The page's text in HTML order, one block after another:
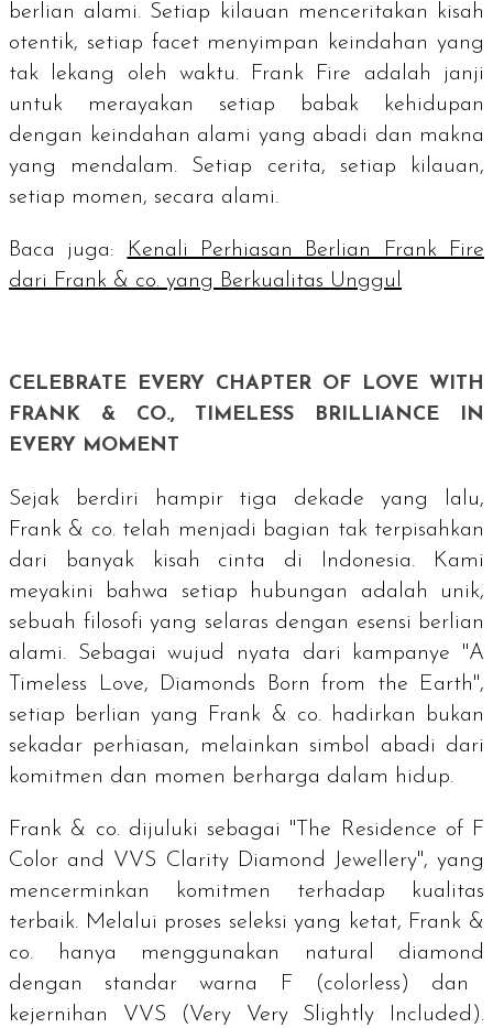
berlian alami. Setiap kilauan menceritakan kisah
otentik, setiap facetmenyimpan keindahan yang
tak lekang oleh waktu. Frank Fire adalah janji
untuk merayakan setiap babak kehidupan
dengan keindahan alami yang abadi dan makna
yang mendalam. Setiap cerita, setiap kilauan,
setiap momen, secara alami.
Baca juga:
Kenali Perhiasan Berlian Frank Fire
dari Frank & co. yang Berkualitas Unggul
CELEBRATE EVERY CHAPTER OF LOVE WITH
FRANK & CO., TIMELESS BRILLIANCE IN
EVERY MOMENT
Sejak berdiri hampir tiga dekade yang lalu,
Frank & co. telah menjadi bagian tak terpisahkan
dari banyak kisah cinta di Indonesia. Kami
meyakini bahwa setiap hubungan adalah unik,
sebuah filosofi yang selaras dengan esensi berlian
alami. Sebagai wujud nyata dari kampanye "A
Timeless Love, Diamonds Born from the Earth",
setiap berlian yang Frank & co. hadirkan bukan
sekadar perhiasan, melainkan simbol abadi dari
komitmen dan momen berharga dalam hidup.
Frank & co. dijuluki sebagai " The Residence of F
Color and VVS Clarity Diamond Jewellery", yang
mencerminkan komitmen terhadap kualitas
terbaik. Melalui proses seleksi yang ketat, Frank &
co. hanya menggunakan
natural diamond
dengan standar warna F (colorless) dan
kejernihan VVS (Very Very Slightly Included).